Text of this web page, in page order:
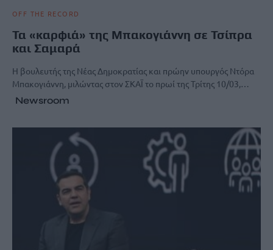
OFF THE RECORD
Τα «καρφιά» της Μπακογιάννη σε Τσίπρα
και Σαμαρά
Η βουλευτής της Νέας Δημοκρατίας και πρώην υπουργός Ντόρα
Μπακογιάννη, μιλώντας στον ΣΚΑΪ το πρωί της Τρίτης 10/03,…
Newsroom